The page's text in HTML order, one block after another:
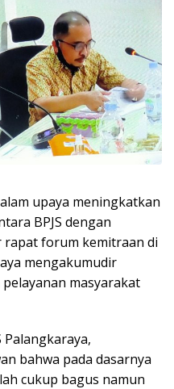
upaya meningkatkan
BPJS dengan
rapat forum kemitraan di
mengakumudir
masyarakat
Palangkaraya,
bahwa pada dasarnya
cukup bagus namun